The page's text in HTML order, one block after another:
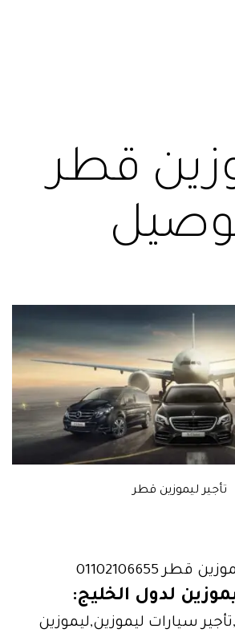
قطر
تأجير ليموزين قطر
قطر 01102106655
لدول الخليج:
سيارات ليموزين,ليموزين